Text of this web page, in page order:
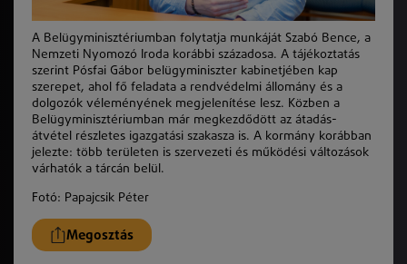
A Belügyminisztériumban folytatja munkáját Szabó Bence, a
Nemzeti Nyomozó Iroda korábbi századosa. A tájékoztatás
szerint Pósfai Gábor belügyminiszter kabinetjében kap
szerepet, ahol fő feladata a rendvédelmi állomány és a
dolgozók véleményének megjelenítése lesz. Közben a
Belügyminisztériumban már megkezdődött az átadás-
átvétel részletes igazgatási szakasza is. A kormány korábban
jelezte: több területen is szervezeti és működési változások
várhatók a tárcán belül.
Fotó: Papajcsik Péter
Megosztás